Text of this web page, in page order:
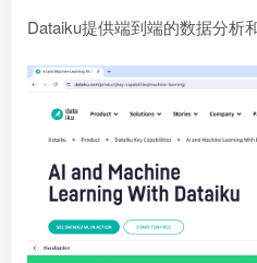
Dataiku提供端到端的数据分析